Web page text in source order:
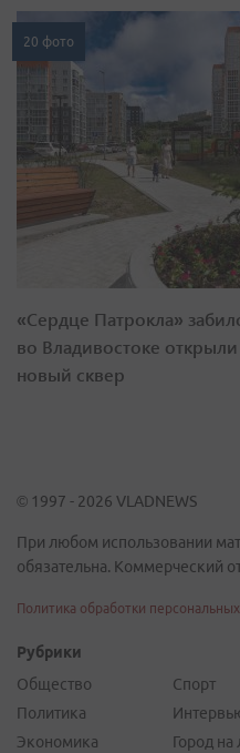
20 фото
«Сердце Патрокла»
во Владивостоке открыли
новый сквер
© 1997 - 2026 VLADNEWS
При любом использовании
обязательна. Коммерческий
Политика обработки
Рубрики
Общество
Политика
Экономика
Спорт
Город на